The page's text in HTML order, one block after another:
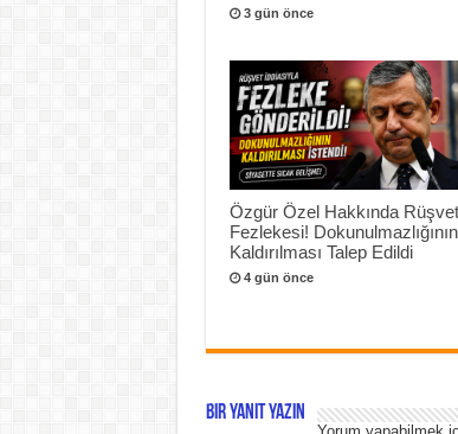
3 gün önce
Özgür Özel Hakkında Rüşvet
Fezlekesi! Dokunulmazlığının
Kaldırılması Talep Edildi
4 gün önce
Bir yanıt yazın